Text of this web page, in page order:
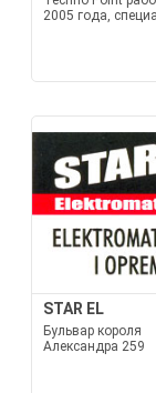
2005 года,
STAR EL
Бульвар короля
Александра 259